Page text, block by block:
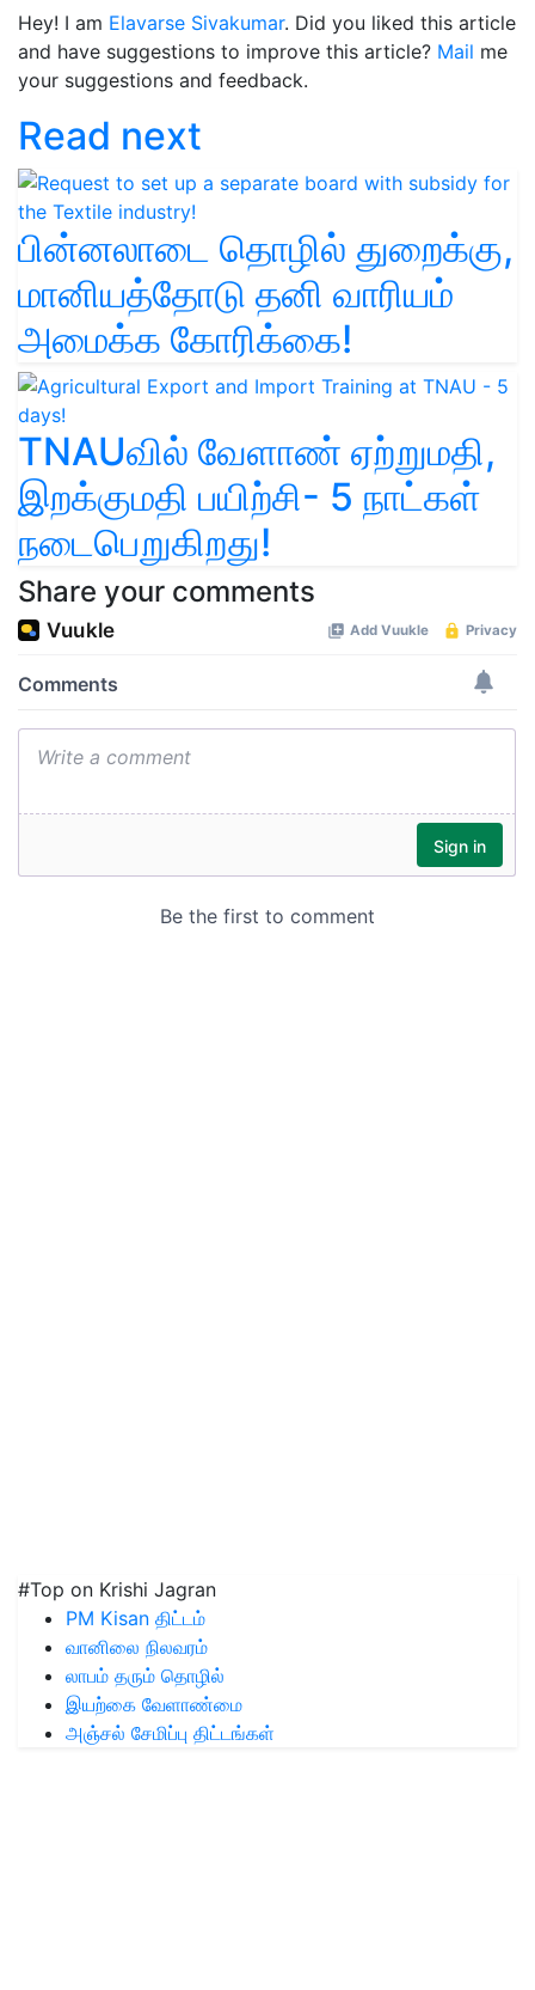
Hey! I am Elavarse Sivakumar. Did you liked this article
and have suggestions to improve this article? Mail me
your suggestions and feedback.
Read next
பின்னலாடை தொழில் துறைக்கு,
மானியத்தோடு தனி வாரியம்
அமைக்க கோரிக்கை!
TNAUவில் வேளாண் ஏற்றுமதி,
இறக்குமதி பயிற்சி- 5 நாட்கள்
நடைபெறுகிறது!
Share your comments
#Top on Krishi Jagran
PM Kisan திட்டம்
வானிலை நிலவரம்
லாபம் தரும் தொழில்
இயற்கை வேளாண்மை
அஞ்சல் சேமிப்பு திட்டங்கள்